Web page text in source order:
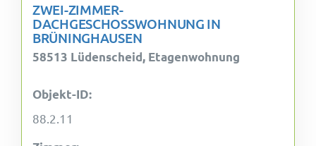
ZWEI-ZIMMER-
DACHGESCHOSSWOHNUNG IN
BRÜNINGHAUSEN
58513 Lüdenscheid, Etagenwohnung
Objekt-ID:
88.2.11